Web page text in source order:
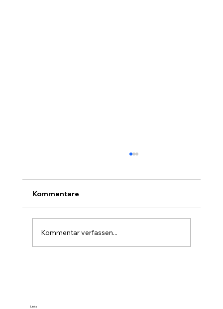
Kommentare
Kommentar verfassen...
Links